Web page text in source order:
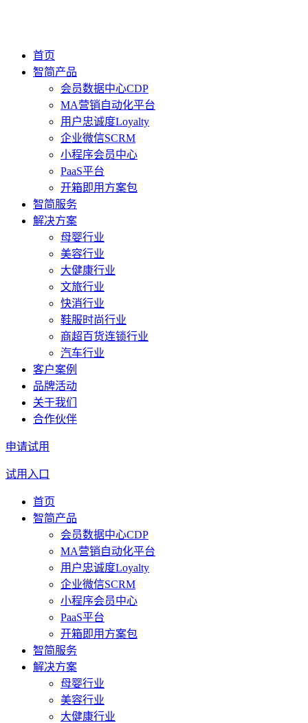
首页
智简产品
会员数据中心CDP
MA营销自动化平台
用户忠诚度Loyalty
企业微信SCRM
小程序会员中心
PaaS平台
开箱即用方案包
智简服务
解决方案
母婴行业
美容行业
大健康行业
文旅行业
快消行业
鞋服时尚行业
商超百货连锁行业
汽车行业
客户案例
品牌活动
关于我们
合作伙伴
申请试用
试用入口
首页
智简产品
会员数据中心CDP
MA营销自动化平台
用户忠诚度Loyalty
企业微信SCRM
小程序会员中心
PaaS平台
开箱即用方案包
智简服务
解决方案
母婴行业
美容行业
大健康行业